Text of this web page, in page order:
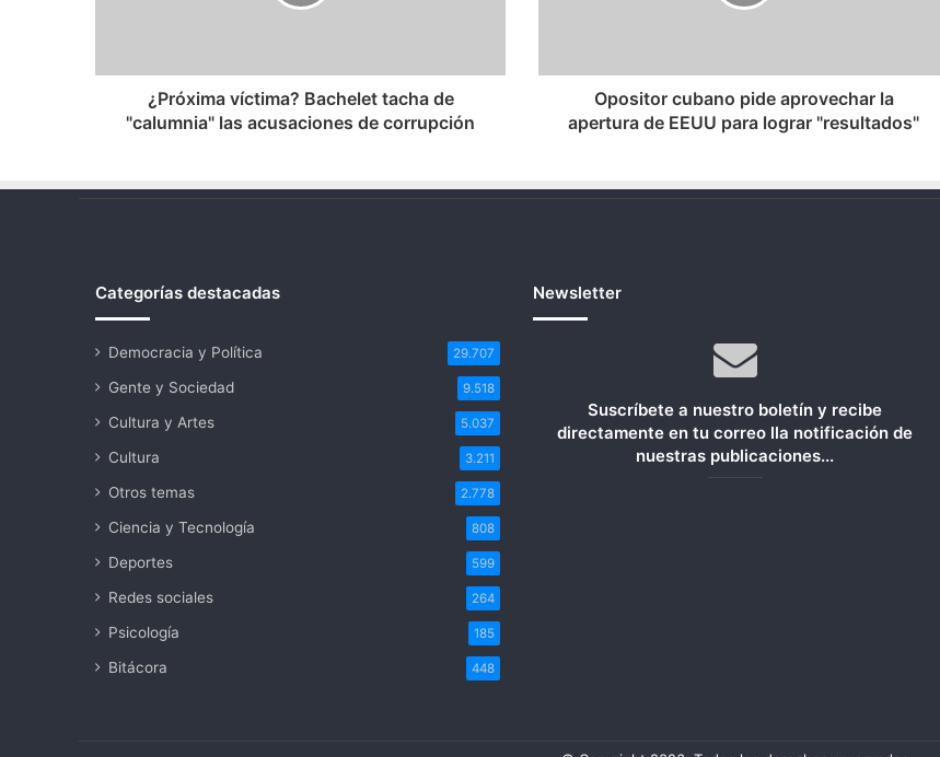
de
corrupción¿Próxima víctima? Bachelet tacha de
"calumnia" las acusaciones de corrupción
para
"resultados"
Opositor cubano pide aprovechar la
apertura de EEUU para lograr "resultados"
Categorías destacadas
Democracia y Política 29.707
Gente y Sociedad 9.518
Cultura y Artes 5.037
Cultura 3.211
Otros temas 2.778
Ciencia y Tecnología 808
Deportes 599
Redes sociales 264
Psicología 185
Bitácora 448
Newsletter
Suscríbete a nuestro boletín y recibe
directamente en tu correo lla notificación de
nuestras publicaciones...